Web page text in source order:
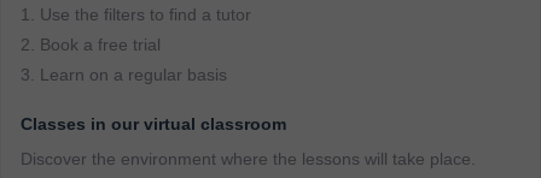
1. Use the filters to find a tutor
2. Book a free trial
3. Learn on a regular basis
Classes in our virtual classroom
Discover the environment where the lessons will take place.